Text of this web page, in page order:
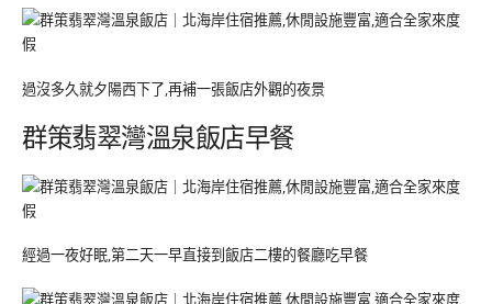
過沒多久就夕陽西下了,再補一張飯店外觀的夜景
群策翡翠灣溫泉飯店早餐
經過一夜好眠,第二天一早直接到飯店二樓的餐廳吃早餐